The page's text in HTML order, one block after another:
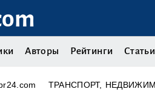
Авторы Рейтинги Статьи
ТРАНСПОРТ